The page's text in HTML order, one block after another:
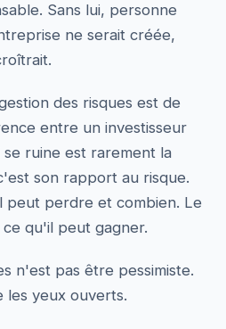
Sans lui, personne
ne serait créée,
des risques est de
entre un investisseur
ruine est rarement la
son rapport au risque.
peut perdre et combien. Le
qu'il peut gagner.
n'est pas être pessimiste.
les yeux ouverts.